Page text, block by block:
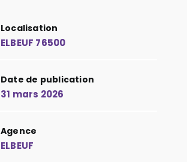
Localisation
ELBEUF 76500
Date de publication
31 mars 2026
Agence
ELBEUF